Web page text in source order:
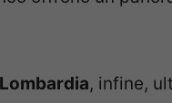
, infine,